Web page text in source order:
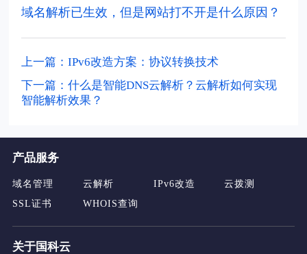
域名解析已生效，但是网站打不开是什么原因？
上一篇：IPv6改造方案：协议转换技术
下一篇：什么是智能DNS云解析？云解析如何实现
智能解析效果？
产品服务
域名管理 云解析 IPv6改造
云拨测
SSL证书
WHOIS查询
关于国科云